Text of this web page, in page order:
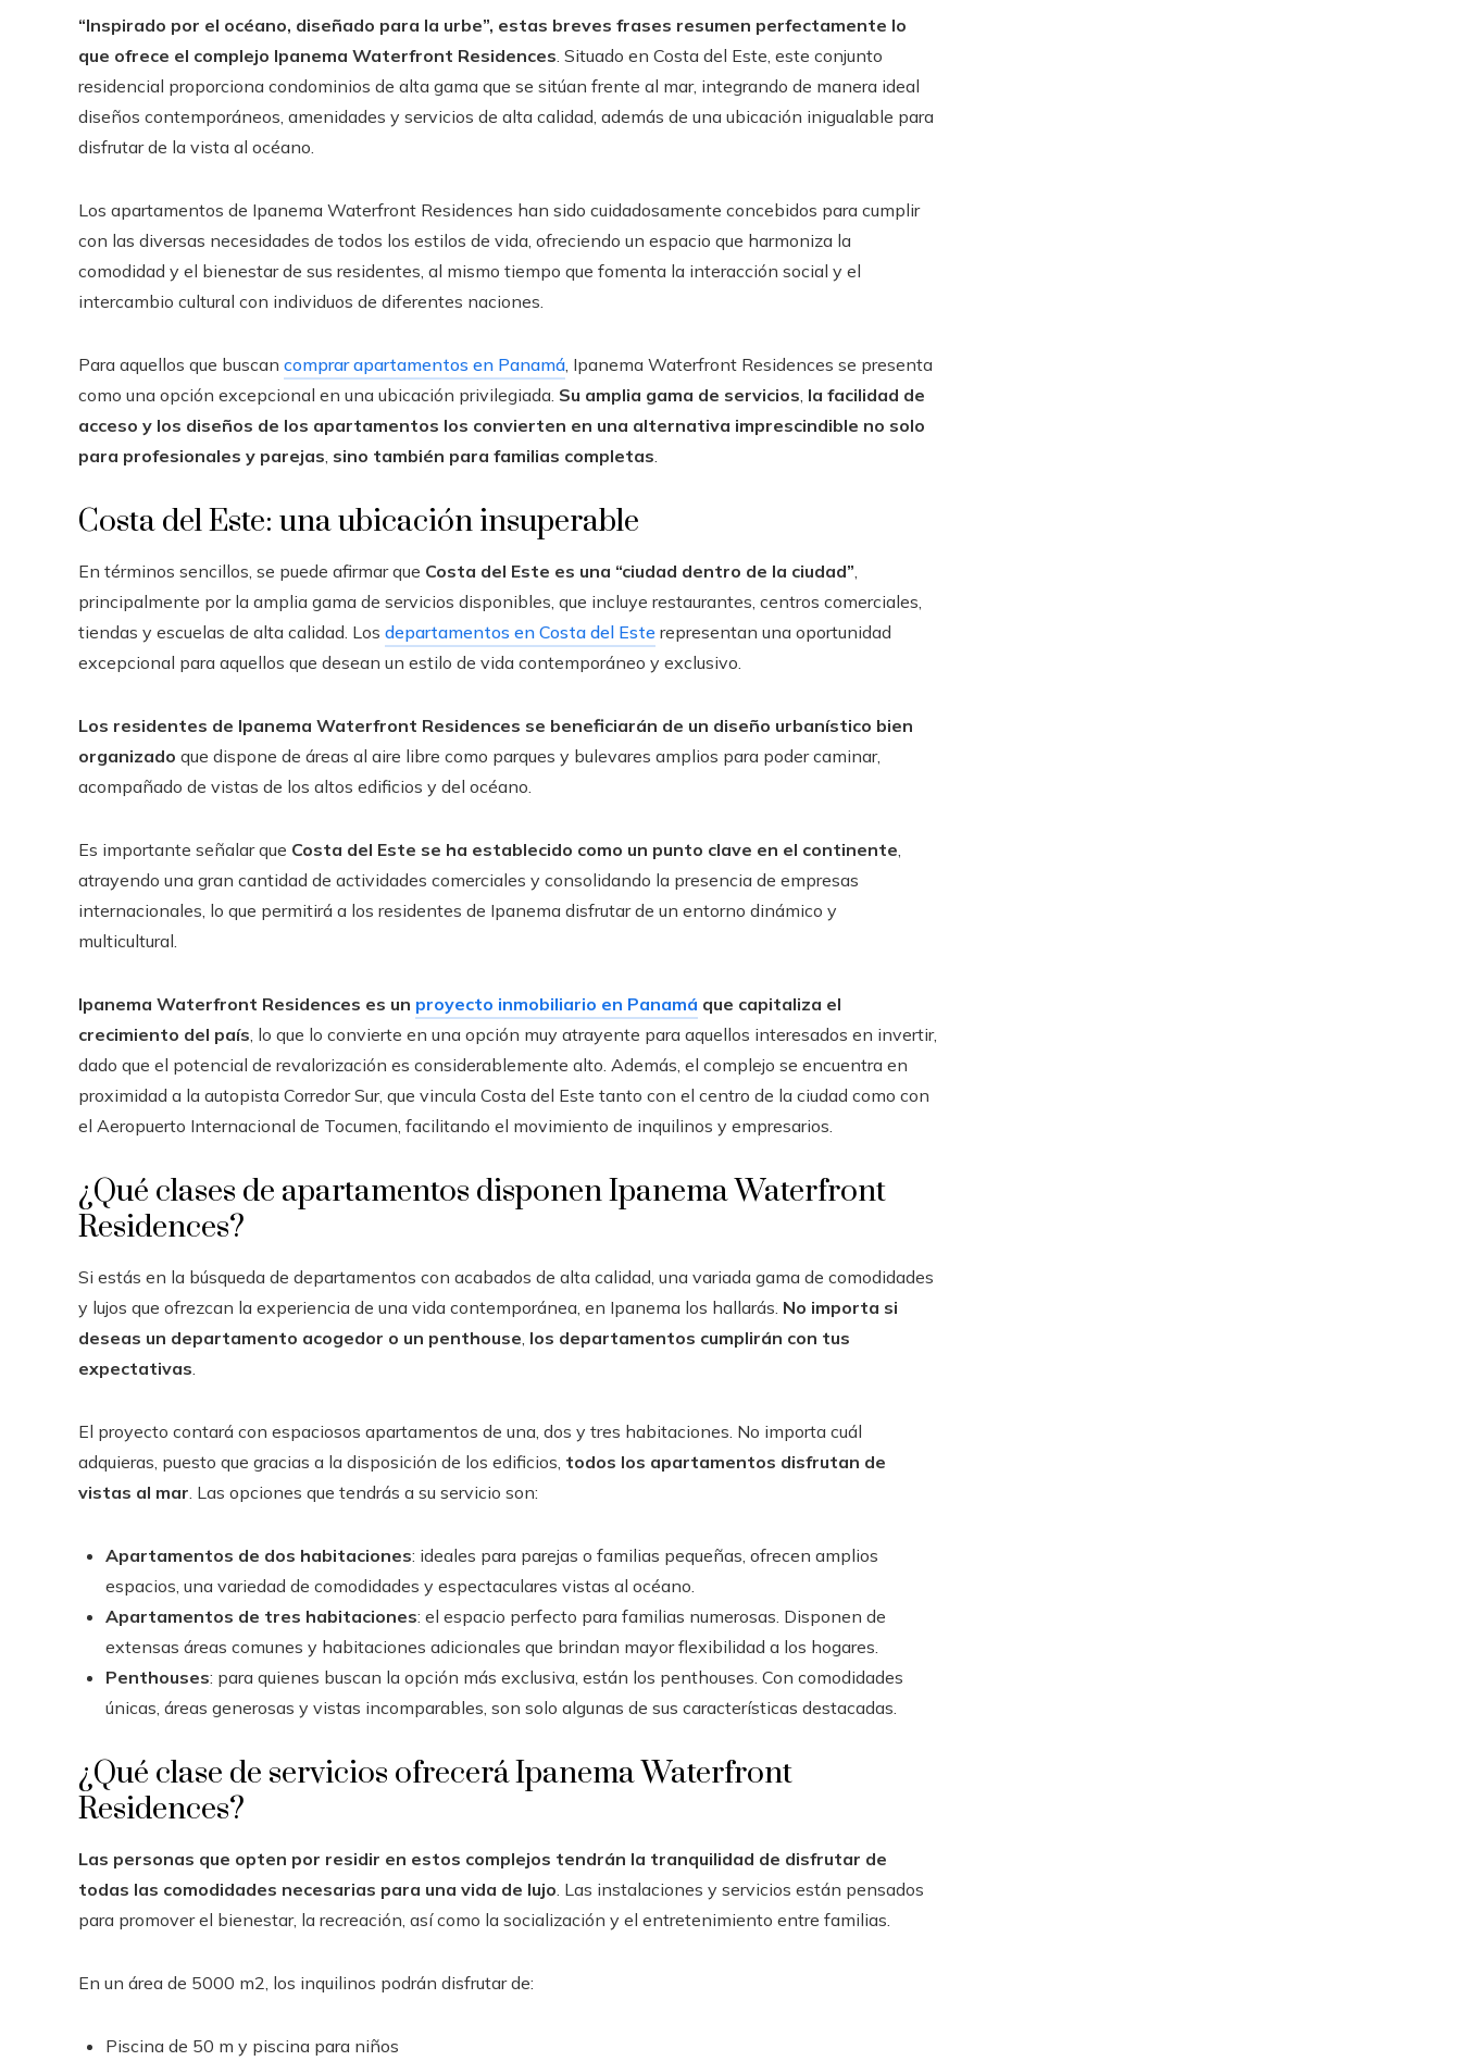
“Inspirado por el océano, diseñado para la urbe”, estas breves frases resumen perfectamente lo
que ofrece el complejo Ipanema Waterfront Residences . Situado en Costa del Este, este conjunto
residencial proporciona condominios de alta gama que se sitúan frente al mar, integrando de manera ideal
diseños contemporáneos, amenidades y servicios de alta calidad, además de una ubicación inigualable para
disfrutar de la vista al océano.
Los apartamentos de Ipanema Waterfront Residences han sido cuidadosamente concebidos para cumplir
con las diversas necesidades de todos los estilos de vida, ofreciendo un espacio que harmoniza la
comodidad y el bienestar de sus residentes, al mismo tiempo que fomenta la interacción social y el
intercambio cultural con individuos de diferentes naciones.
Para aquellos que buscan comprar apartamentos en Panamá , Ipanema Waterfront Residences se presenta
como una opción excepcional en una ubicación privilegiada. Su amplia gama de servicios la facilidad de
acceso y los diseños de los apartamentos los convierten en una alternativa imprescindible no solo
para profesionales y parejas sino también para familias completas
Costa del Este: una ubicación insuperable
En términos sencillos, se puede afirmar que Costa del Este es una “ciudad dentro de la ciudad”
principalmente por la amplia gama de servicios disponibles, que incluye restaurantes, centros comerciales,
tiendas y escuelas de alta calidad. Los departamentos en Costa del Este representan una oportunidad
excepcional para aquellos que desean un estilo de vida contemporáneo y exclusivo.
Los residentes de Ipanema Waterfront Residences se beneficiarán de un diseño urbanístico bien
organizado que dispone de áreas al aire libre como parques y bulevares amplios para poder caminar,
acompañado de vistas de los altos edificios y del océano.
Es importante señalar que Costa del Este se ha establecido como un punto clave en el continente
atrayendo una gran cantidad de actividades comerciales y consolidando la presencia de empresas
internacionales, lo que permitirá a los residentes de Ipanema disfrutar de un entorno dinámico y
multicultural.
Ipanema Waterfront Residences es un proyecto inmobiliario en Panamá que capitaliza el
crecimiento del país , lo que lo convierte en una opción muy atrayente para aquellos interesados en invertir,
dado que el potencial de revalorización es considerablemente alto. Además, el complejo se encuentra en
proximidad a la autopista Corredor Sur, que vincula Costa del Este tanto con el centro de la ciudad como con
el Aeropuerto Internacional de Tocumen, facilitando el movimiento de inquilinos y empresarios.
¿Qué clases de apartamentos disponen Ipanema Waterfront
Residences?
Si estás en la búsqueda de departamentos con acabados de alta calidad, una variada gama de comodidades
y lujos que ofrezcan la experiencia de una vida contemporánea, en Ipanema los hallarás. No importa si
deseas un departamento acogedor o un penthouse los departamentos cumplirán con tus
expectativas
El proyecto contará con espaciosos apartamentos de una, dos y tres habitaciones. No importa cuál
adquieras, puesto que gracias a la disposición de los edificios, todos los apartamentos disfrutan de
vistas al mar . Las opciones que tendrás a su servicio son:
Apartamentos de dos habitaciones: ideales para parejas o familias pequeñas, ofrecen amplios
espacios, una variedad de comodidades y espectaculares vistas al océano.
Apartamentos de tres habitaciones: el espacio perfecto para familias numerosas. Disponen de
extensas áreas comunes y habitaciones adicionales que brindan mayor flexibilidad a los hogares.
Penthouses: para quienes buscan la opción más exclusiva, están los penthouses. Con comodidades
únicas, áreas generosas y vistas incomparables, son solo algunas de sus características destacadas.
¿Qué clase de servicios ofrecerá Ipanema Waterfront
Residences?
Las personas que opten por residir en estos complejos tendrán la tranquilidad de disfrutar de
todas las comodidades necesarias para una vida de lujo . Las instalaciones y servicios están pensados
para promover el bienestar, la recreación, así como la socialización y el entretenimiento entre familias.
En un área de 5000 m2, los inquilinos podrán disfrutar de:
Piscina de 50 m y piscina para niños